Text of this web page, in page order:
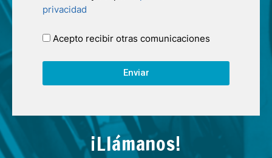
privacidad
Acepto recibir otras comunicaciones
Enviar
¡Llámanos!